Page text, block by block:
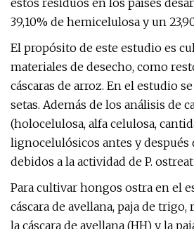
estos residuos en los países
39,10% de hemicelulosa y un
El propósito de este estudio es
materiales de desecho, como
cáscaras de arroz. En el estudio
setas. Además de los análisis de
(holocelulosa, alfa celulosa,
lignocelulósicos antes y
debidos a la actividad de P.
Para cultivar hongos ostra en el
cáscara de avellana, paja de
la cáscara de avellana (HH) y la